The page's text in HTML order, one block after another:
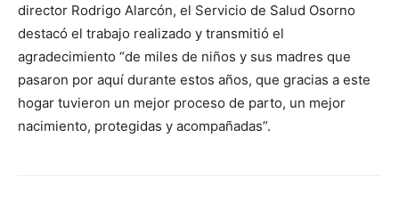
director Rodrigo Alarcón, el Servicio de Salud Osorno
destacó el trabajo realizado y transmitió el
agradecimiento “de miles de niños y sus madres que
pasaron por aquí durante estos años, que gracias a este
hogar tuvieron un mejor proceso de parto, un mejor
nacimiento, protegidas y acompañadas”.